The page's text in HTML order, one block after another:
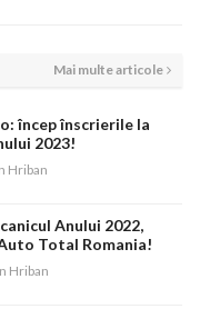
Mai multe articole
încep înscrierile la
2023!
Hriban
Anului 2022,
Total Romania!
Hriban